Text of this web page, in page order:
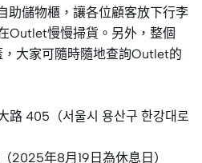
助儲物櫃，讓各位顧客放下行李
Outlet慢慢掃貨。另外，整個
大家可隨時隨地查詢Outlet的
405（서울시 용산구 한강대로
2025年8月19日為休息日）